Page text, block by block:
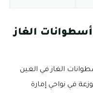
الغاز
الغاز في العين
في نواحي إمارة